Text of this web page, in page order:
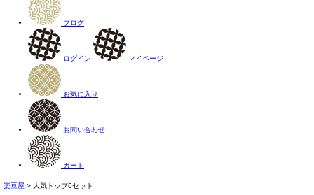
ブログ
ログイン マイページ
お気に入り
お問い合わせ
カート
楽豆屋
人気トップ6セット